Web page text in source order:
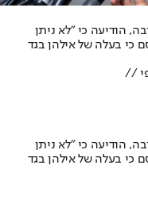
הודיעה כי "לא ניתן
כי בעלה של אילהן בגד
//
הודיעה כי "לא ניתן
כי בעלה של אילהן בגד